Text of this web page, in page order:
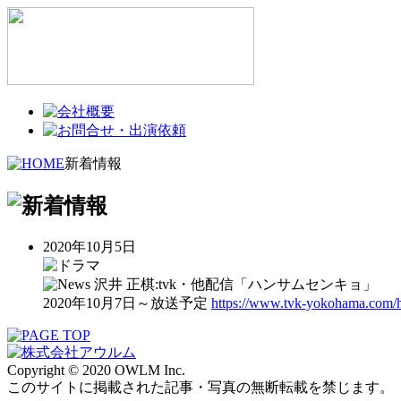
新着情報
2020年10月5日
沢井 正棋:tvk・他配信「ハンサムセンキョ」
2020年10月7日～放送予定 https://www.tvk-yokohama.com/
Copyright © 2020 OWLM Inc.
このサイトに掲載された記事・写真の無断転載を禁じます。